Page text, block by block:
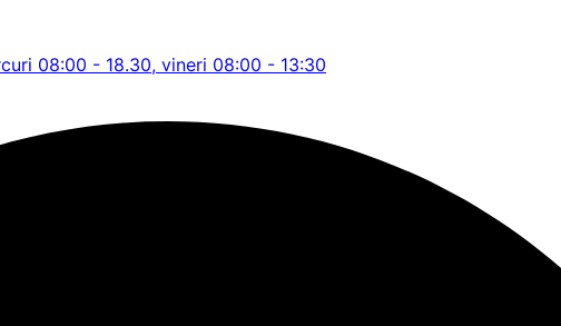
08:00 - 18.30, vineri 08:00 - 13:30